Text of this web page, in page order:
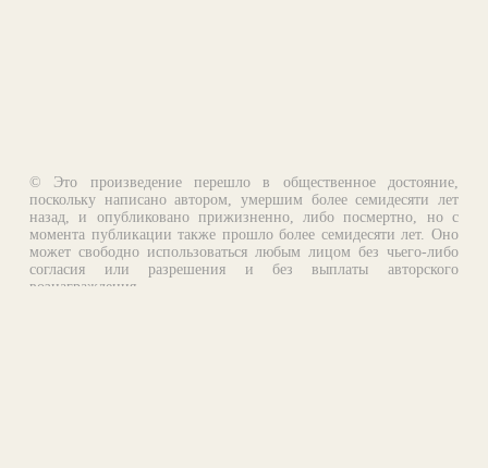
© Это произведение перешло в общественное достояние,
поскольку написано автором, умершим более семидесяти лет
назад, и опубликовано прижизненно, либо посмертно, но с
момента публикации также прошло более семидесяти лет. Оно
может свободно использоваться любым лицом без чьего-либо
согласия или разрешения и без выплаты авторского
вознаграждения.